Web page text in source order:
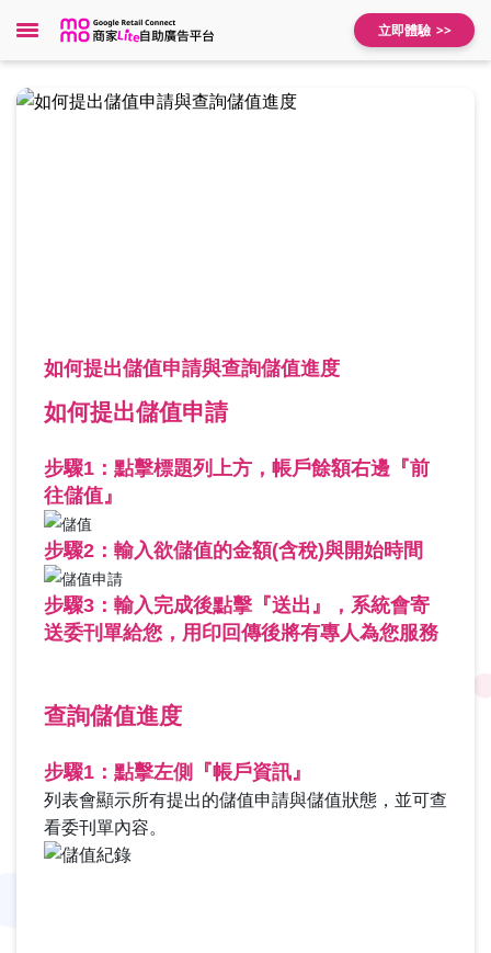
立即體驗
如何提出儲值申請與查詢儲值進度
如何提出儲值申請
步驟1：點擊標題列上方，帳戶餘額右邊『前
往儲值』
步驟2：輸入欲儲值的金額(含稅)與開始時間
步驟3：輸入完成後點擊『送出』，系統會寄
送委刊單給您，用印回傳後將有專人為您服務
查詢儲值進度
步驟1：點擊左側『帳戶資訊』
列表會顯示所有提出的儲值申請與儲值狀態，並可查
看委刊單內容。